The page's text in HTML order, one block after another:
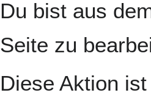
Navigation
Suche
Du bist aus
Seite zu
Diese Aktion